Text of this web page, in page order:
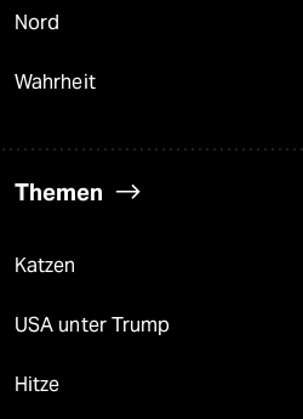
Nord
Wahrheit
Themen
Katzen
USA unter Trump
Hitze